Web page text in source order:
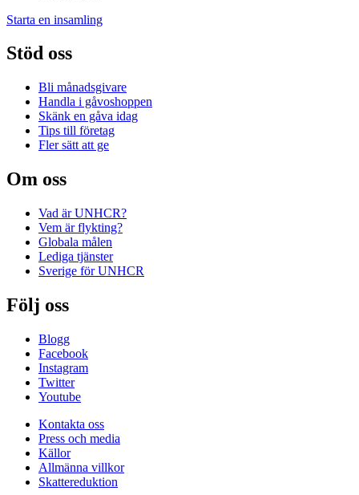
Starta en insamling
Stöd oss
Bli månadsgivare
Handla i gåvoshoppen
Skänk en gåva idag
Tips till företag
Fler sätt att ge
Om oss
Vad är UNHCR?
Vem är flykting?
Globala målen
Lediga tjänster
Sverige för UNHCR
Följ oss
Blogg
Facebook
Instagram
Twitter
Youtube
Kontakta oss
Press och media
Källor
Allmänna villkor
Skattereduktion